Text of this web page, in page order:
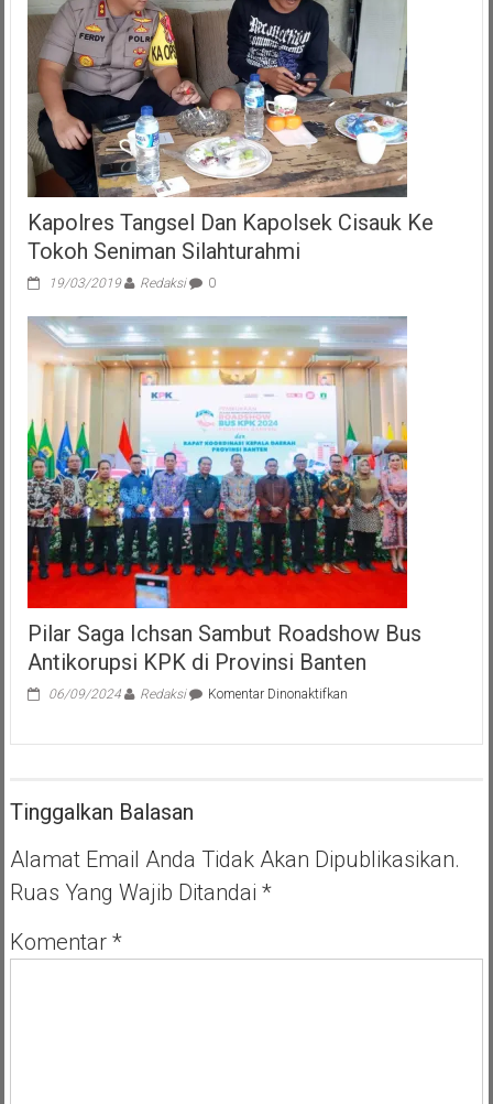
Gelar
Tasyakuran
Di
7
Kecamatan
Kapolres Tangsel Dan Kapolsek Cisauk Ke
Tokoh Seniman Silahturahmi
19/03/2019 Redaksi 0
Pilar Saga Ichsan Sambut Roadshow Bus
Antikorupsi KPK di Provinsi Banten
06/09/2024 Redaksi Komentar Dinonaktifkanpada
KPK
di
Tinggalkan Balasan
Alamat Email Anda Tidak Akan Dipublikasikan.
Ruas Yang Wajib Ditandai *
Komentar *